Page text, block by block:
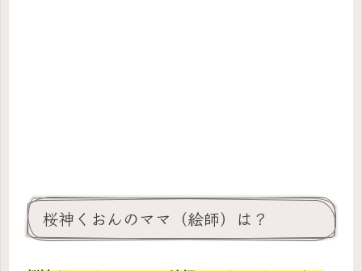
桜神くおんのママ（絵師）は？